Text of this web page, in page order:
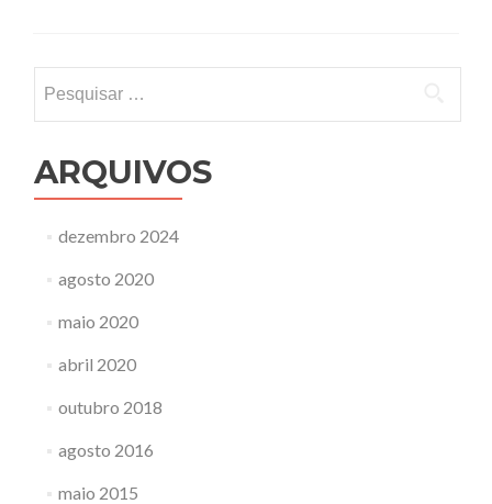
por:
ARQUIVOS
dezembro 2024
agosto 2020
maio 2020
abril 2020
outubro 2018
agosto 2016
maio 2015